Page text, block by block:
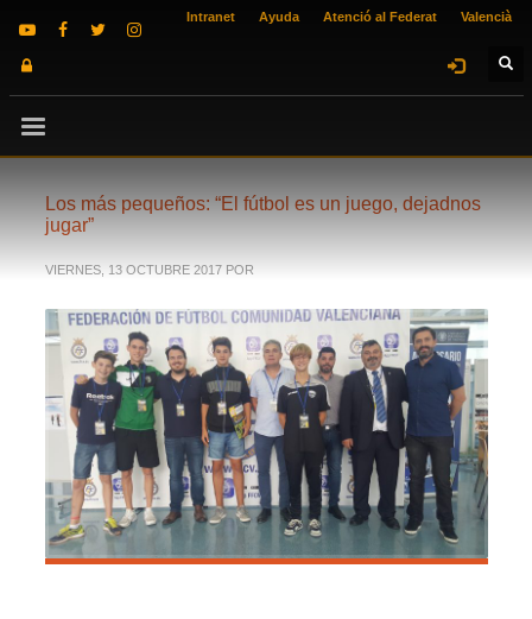
Intranet Ayuda Atenció al Federat Valencià
Los más pequeños: “El fútbol es un juego, dejadnos
jugar”
VIERNES, 13 OCTUBRE 2017 POR